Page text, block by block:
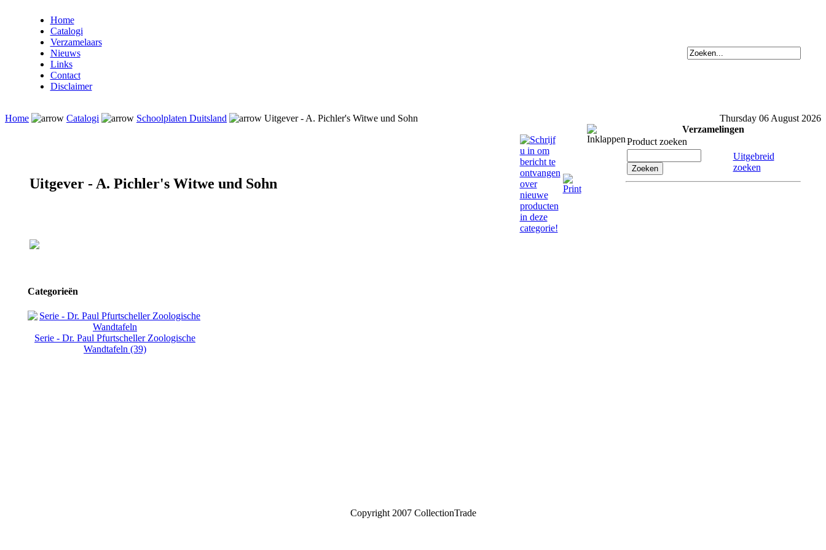
Home
Catalogi
Verzamelaars
Nieuws
Links
Contact
Disclaimer
Home Catalogi Schoolplaten Duitsland Uitgever - A. Pichler's Witwe und Sohn Thursday 06 August 2026
Uitgever - A. Pichler's Witwe und Sohn
Categorieën
Serie - Dr. Paul Pfurtscheller Zoologische
Wandtafeln (39)
Verzamelingen
Product zoeken
Uitgebreid
zoeken
Copyright 2007 CollectionTrade